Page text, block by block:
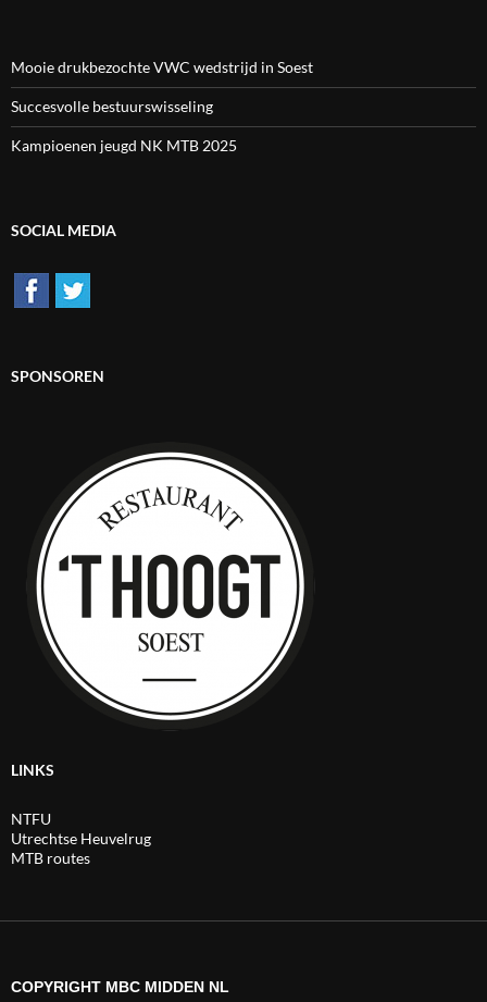
Mooie drukbezochte VWC wedstrijd in Soest
Succesvolle bestuurswisseling
Kampioenen jeugd NK MTB 2025
SOCIAL MEDIA
SPONSOREN
LINKS
NTFU
Utrechtse Heuvelrug
MTB routes
COPYRIGHT MBC MIDDEN NL